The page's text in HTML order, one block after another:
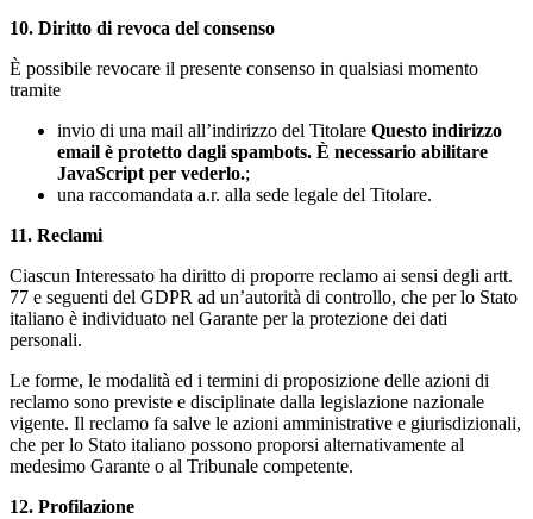
10. Diritto di revoca del consenso
È possibile revocare il presente consenso in qualsiasi momento
tramite
invio di una mail all’indirizzo del Titolare Questo indirizzo
email è protetto dagli spambots. È necessario abilitare
JavaScript per vederlo.;
una raccomandata a.r. alla sede legale del Titolare.
11. Reclami
Ciascun Interessato ha diritto di proporre reclamo ai sensi degli artt.
77 e seguenti del GDPR ad un’autorità di controllo, che per lo Stato
italiano è individuato nel Garante per la protezione dei dati
personali.
Le forme, le modalità ed i termini di proposizione delle azioni di
reclamo sono previste e disciplinate dalla legislazione nazionale
vigente. Il reclamo fa salve le azioni amministrative e giurisdizionali,
che per lo Stato italiano possono proporsi alternativamente al
medesimo Garante o al Tribunale competente.
12. Profilazione